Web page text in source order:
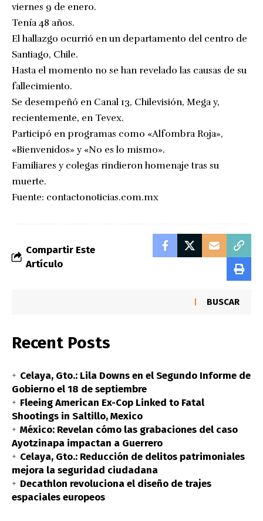
viernes 9 de enero.
Tenía 48 años.
El hallazgo ocurrió en un departamento del centro de
Santiago, Chile.
Hasta el momento no se han revelado las causas de su
fallecimiento.
Se desempeñó en Canal 13, Chilevisión, Mega y,
recientemente, en Tevex.
Participó en programas como «Alfombra Roja»,
«Bienvenidos» y «No es lo mismo».
Familiares y colegas rindieron homenaje tras su
muerte.
Fuente: contactonoticias.com.mx
Compartir Este
Artículo
BUSCAR
Recent Posts
Celaya, Gto.: Lila Downs en el Segundo Informe de
Gobierno el 18 de septiembre
Fleeing American Ex-Cop Linked to Fatal
Shootings in Saltillo, Mexico
México: Revelan cómo las grabaciones del caso
Ayotzinapa impactan a Guerrero
Celaya, Gto.: Reducción de delitos patrimoniales
mejora la seguridad ciudadana
Decathlon revoluciona el diseño de trajes
espaciales europeos